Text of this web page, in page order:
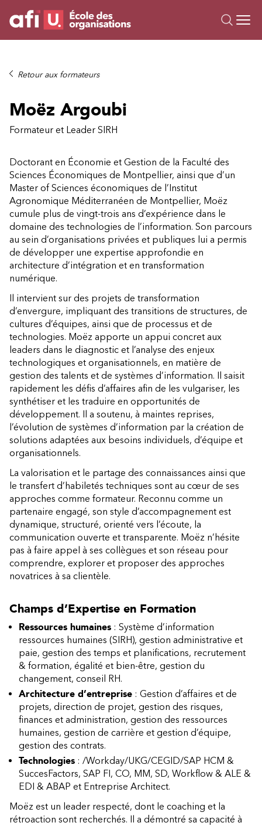
Formations
Sur mesure
À propos
Retour aux formateurs
Moëz Argoubi
Formateur et Leader SIRH
Doctorant en Économie et Gestion de la Faculté des
Sciences Économiques de Montpellier, ainsi que d’un
Master of Sciences économiques de l’Institut
Agronomique Méditerranéen de Montpellier, Moëz
cumule plus de vingt-trois ans d’expérience dans le
domaine des technologies de l’information. Son parcours
au sein d’organisations privées et publiques lui a permis
de développer une expertise approfondie en
architecture d’intégration et en transformation
numérique.
Il intervient sur des projets de transformation
d’envergure, impliquant des transitions de structures, de
cultures d’équipes, ainsi que de processus et de
technologies. Moëz apporte un appui concret aux
leaders dans le diagnostic et l’analyse des enjeux
technologiques et organisationnels, en matière de
gestion des talents et de systèmes d’information. Il saisit
rapidement les défis d’affaires afin de les vulgariser, les
synthétiser et les traduire en opportunités de
développement. Il a soutenu, à maintes reprises,
l’évolution de systèmes d’information par la création de
solutions adaptées aux besoins individuels, d’équipe et
organisationnels.
La valorisation et le partage des connaissances ainsi que
le transfert d’habiletés techniques sont au cœur de ses
approches comme formateur. Reconnu comme un
partenaire engagé, son style d’accompagnement est
dynamique, structuré, orienté vers l’écoute, la
communication ouverte et transparente. Moëz n’hésite
pas à faire appel à ses collègues et son réseau pour
comprendre, explorer et proposer des approches
novatrices à sa clientèle.
Champs d’Expertise en Formation
Ressources humaines : Système d’information
ressources humaines (SIRH), gestion administrative et
paie, gestion des temps et planifications, recrutement
& formation, égalité et bien-être, gestion du
changement, conseil RH.
Architecture d’entreprise : Gestion d’affaires et de
projets, direction de projet, gestion des risques,
finances et administration, gestion des ressources
humaines, gestion de carrière et gestion d’équipe,
gestion des contrats.
Technologies : /Workday/UKG/CEGID/SAP HCM &
SuccesFactors, SAP FI, CO, MM, SD, Workflow & ALE &
EDI & ABAP et Entreprise Architect.
Moëz est un leader respecté, dont le coaching et la
rétroaction sont recherchés. Il a démontré sa capacité à